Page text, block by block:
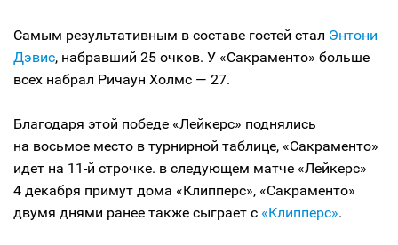
Самым результативным в составе гостей стал Энтони
Дэвис, набравший 25 очков. У «Сакраменто» больше
всех набрал Ричаун Холмс — 27.
Благодаря этой победе «Лейкерс» поднялись
на восьмое место в турнирной таблице, «Сакраменто»
идет на 11-й строчке. в следующем матче «Лейкерс»
4 декабря примут дома «Клипперс», «Сакраменто»
двумя днями ранее также сыграет с «Клипперс».